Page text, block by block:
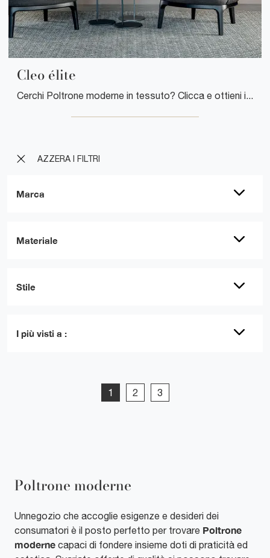
AZZERA I FILTRI
Marca
Materiale
Stile
I più visti a :
Cleo élite
Cerchi Poltrone moderne in tessuto? Clicca e ottieni informazioni sul modello Cleo élite di Tonin Casa.
1 2 3
Poltrone moderne
Unnegozio che accoglie esigenze e desideri dei
consumatori è il posto perfetto per trovare Poltrone
moderne capaci di fondere insieme doti di praticità ed